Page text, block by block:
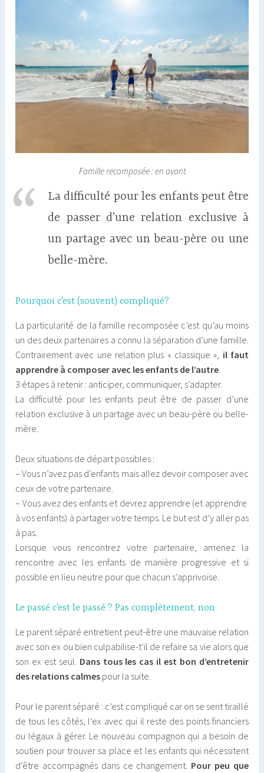
Famille recomposée : en avant
La difficulté pour les enfants peut être
de passer d’une relation exclusive à
un partage avec un beau-père ou une
belle-mère.
Pourquoi c’est (souvent) compliqué?
La particularité de la famille recomposée c’est qu’au moins
un des deux partenaires a connu la séparation d’une famille.
Contrairement avec une relation plus « classique », il faut
apprendre à composer avec les enfants de l’autre.
3 étapes à retenir : anticiper, communiquer, s’adapter.
La difficulté pour les enfants peut être de passer d’une
relation exclusive à un partage avec un beau-père ou belle-
mère.
Deux situations de départ possibles :
– Vous n’avez pas d’enfants mais allez devoir composer avec
ceux de votre partenaire.
– Vous avez des enfants et devrez apprendre (et apprendre
à vos enfants) à partager votre temps. Le but est d’y aller pas
à pas.
Lorsque vous rencontrez votre partenaire, amenez la
rencontre avec les enfants de manière progressive et si
possible en lieu neutre pour que chacun s’apprivoise.
Le passé c’est le passé ? Pas complètement, non
Le parent séparé entretient peut-être une mauvaise relation
avec son ex ou bien culpabilise-t’il de refaire sa vie alors que
son ex est seul. Dans tous les cas il est bon d’entretenir
des relations calmes pour la suite.
Pour le parent séparé : c’est compliqué car on se sent tiraillé
de tous les côtés, l’ex avec qui il reste des points financiers
ou légaux à gérer. Le nouveau compagnon qui a besoin de
soutien pour trouver sa place et les enfants qui nécessitent
d’être accompagnés dans ce changement. Pour peu que